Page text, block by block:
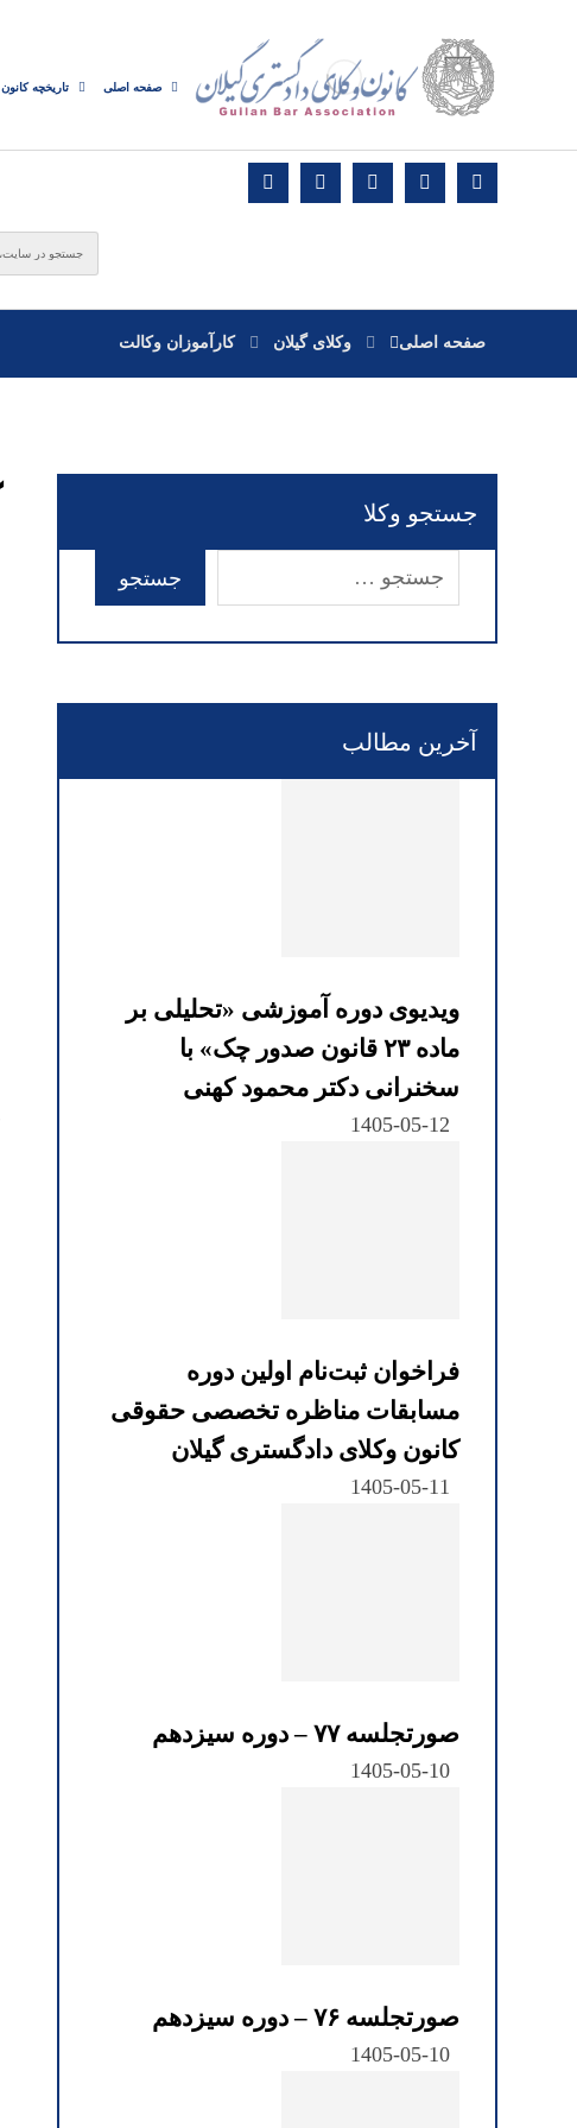
صفحه اصلی تاریخچه کانون
صفحه اصلی وکلای گیلان کارآموزان وکالت
جستجو وکلا
آخرین مطالب
ویدیوی دوره آموزشی «تحلیلی بر
ماده ۲۳ قانون صدور چک» با
سخنرانی دکتر محمود کهنی
1405-05-12
فراخوان ثبت‌نام اولین دوره
مسابقات مناظره تخصصی حقوقی
کانون وکلای دادگستری گیلان
1405-05-11
صورتجلسه ۷۷ – دوره سیزدهم
1405-05-10
صورتجلسه ۷۶ – دوره سیزدهم
1405-05-10